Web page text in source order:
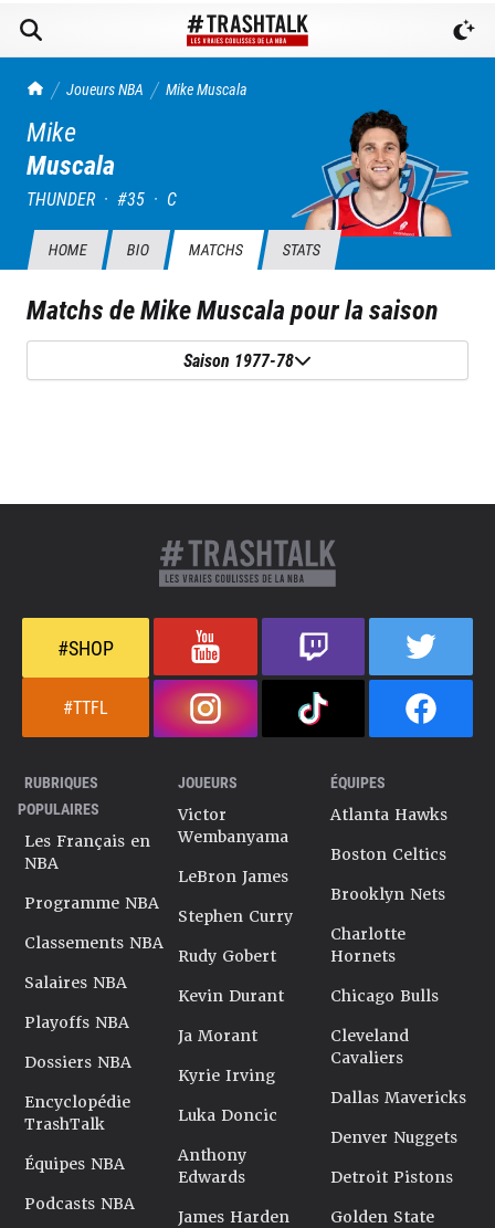
TrashTalk Actu NBA
Joueurs NBA MikeMuscala
Mike
Muscala
THUNDER · #35 · C
HOME BIO MATCHS STATS
Matchs deMike Muscalapour la saison
Saison 1977-78
#SHOP
#TTFL
RUBRIQUES
POPULAIRES
Les Français en
NBA
Programme NBA
Classements NBA
Salaires NBA
Playoffs NBA
Dossiers NBA
Encyclopédie
TrashTalk
Équipes NBA
Podcasts NBA
JOUEURS
Victor
Wembanyama
LeBron James
Stephen Curry
Rudy Gobert
Kevin Durant
Ja Morant
Kyrie Irving
Luka Doncic
Anthony
Edwards
James Harden
ÉQUIPES
Atlanta Hawks
Boston Celtics
Brooklyn Nets
Charlotte
Hornets
Chicago Bulls
Cleveland
Cavaliers
Dallas Mavericks
Denver Nuggets
Detroit Pistons
Golden State